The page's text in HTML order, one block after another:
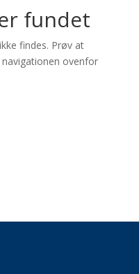
fundet
findes. Prøv at
ovenfor